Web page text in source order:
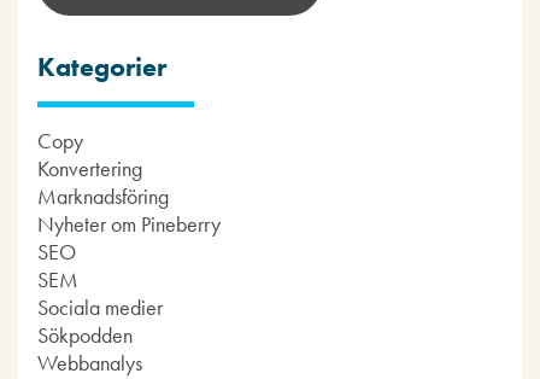
Kategorier
Copy
Konvertering
Marknadsföring
Nyheter om Pineberry
SEO
SEM
Sociala medier
Sökpodden
Webbanalys